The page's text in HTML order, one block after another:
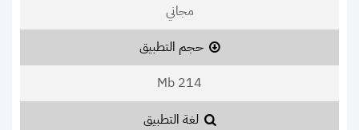
مجاني
حجم التطبيق
214 Mb
لغة التطبيق